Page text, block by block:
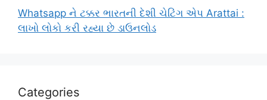
Whatsapp ને ટક્કર ભારતની દેશી ચેટિંગ એપ Arattai :
લાખો લોકો કરી રહ્યા છે ડાઉનલોડ
Categories